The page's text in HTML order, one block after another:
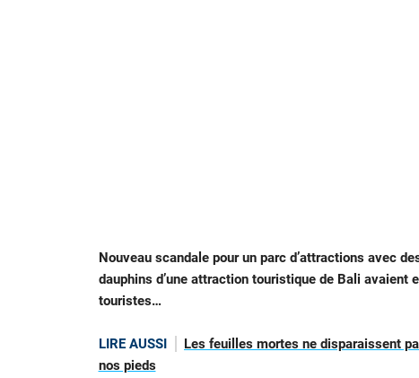
Nouveau scandale pour un parc d’attractions avec
dauphins d’une attraction touristique de Bali
touristes…
LIRE AUSSI
Les feuilles mortes ne disparaissent
nos pieds